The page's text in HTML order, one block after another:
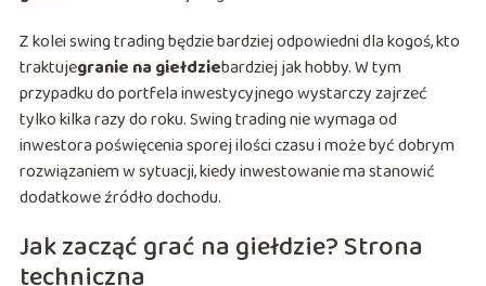
Z kolei swing trading będzie bardziej odpowiedni dla kogoś, kto
traktujegranie na giełdziebardziej jak hobby. W tym
przypadku do portfela inwestycyjnego wystarczy zajrzeć
tylko kilka razy do roku. Swing trading nie wymaga od
inwestora poświęcenia sporej ilości czasu i może być dobrym
rozwiązaniem w sytuacji, kiedy inwestowanie ma stanowić
dodatkowe źródło dochodu.
Jak zacząć grać na giełdzie? Strona